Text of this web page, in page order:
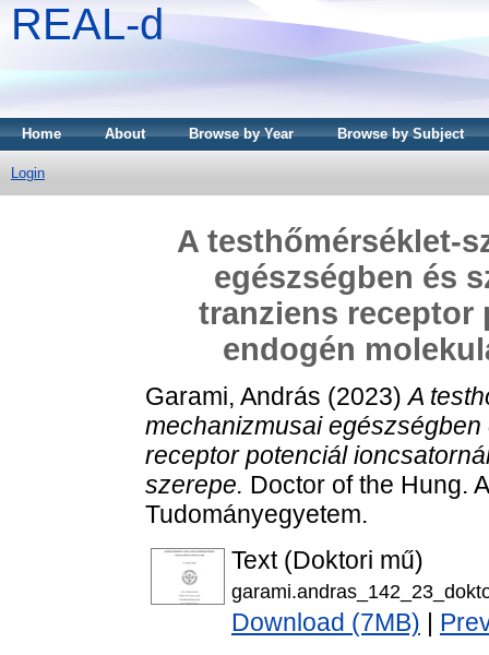
REAL-d
Home About Browse by Year Browse by Subject
Login
A testhőmérséklet-
egészségben és
tranziens receptor
endogén
Garami, András (2023)A
mechanizmusai
receptor potenciál
szerepe. Doctor of the Hung.
Tudományegyetem.
Text (Doktori mű)
Download (7MB)